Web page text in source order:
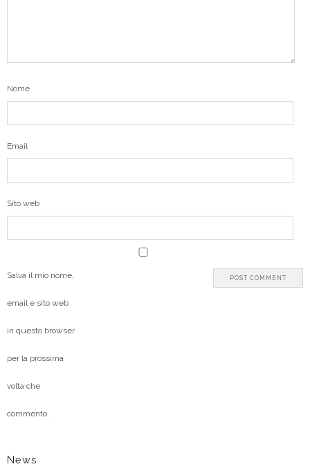
Nome
Email
Sito web
Salva il mio nome,
email e sito web
in questo browser
per la prossima
volta che
commento.
News